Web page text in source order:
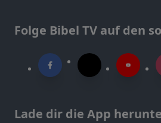
Folge Bibel TV auf den
Lade dir die App